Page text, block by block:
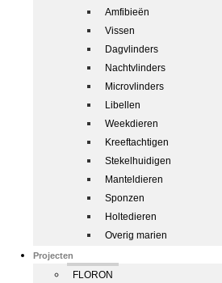
Amfibieën
Vissen
Dagvlinders
Nachtvlinders
Microvlinders
Libellen
Weekdieren
Kreeftachtigen
Stekelhuidigen
Manteldieren
Sponzen
Holtedieren
Overig marien
Projecten
FLORON